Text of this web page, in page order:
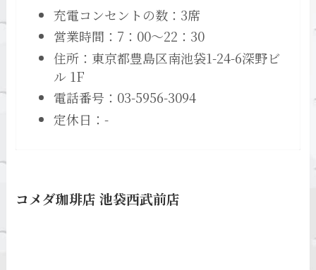
充電コンセントの数：3席
営業時間：7：00～22：30
住所：東京都豊島区南池袋1-24-6深野ビ
ル 1F
電話番号：03-5956-3094
定休日：-
コメダ珈琲店 池袋西武前店